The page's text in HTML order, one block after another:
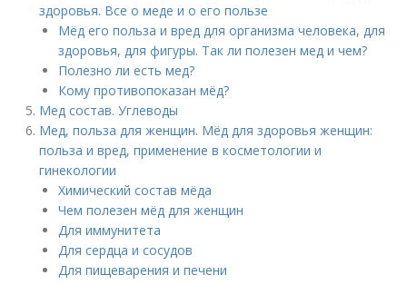
здоровья. Все о меде и о его пользе
Мёд его польза и вред для организма человека, для
здоровья, для фигуры. Так ли полезен мед и чем?
Полезно ли есть мед?
Кому противопоказан мёд?
Мед состав. Углеводы
Мед, польза для женщин. Мёд для здоровья женщин:
польза и вред, применение в косметологии и
гинекологии
Химический состав мёда
Чем полезен мёд для женщин
Для иммунитета
Для сердца и сосудов
Для пищеварения и печени